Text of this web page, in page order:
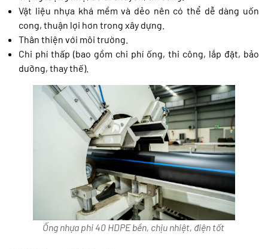
Vật liệu nhựa khá mềm và dẻo nên có thể dễ dàng uốn
cong, thuận lợi hơn trong xây dựng.
Thân thiện với môi trường.
Chi phí thấp (bao gồm chi phí ống, thi công, lắp đặt, bảo
dưỡng, thay thế).
Ống nhựa phi 40 HDPE bền, chịu nhiệt, điện tốt